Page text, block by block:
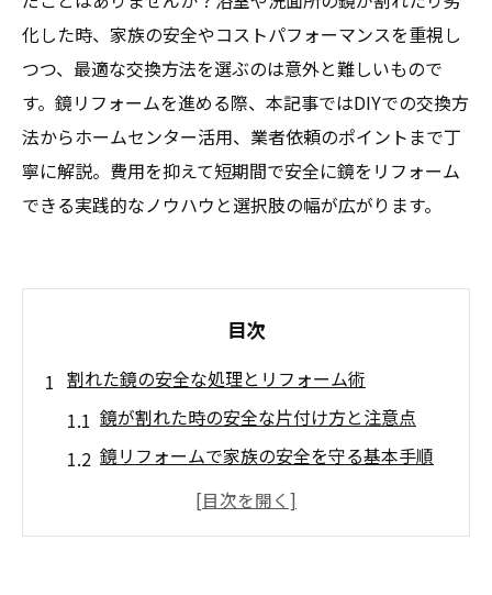
化した時、家族の安全やコストパフォーマンスを重視し
つつ、最適な交換方法を選ぶのは意外と難しいもので
す。鏡リフォームを進める際、本記事ではDIYでの交換方
法からホームセンター活用、業者依頼のポイントまで丁
寧に解説。費用を抑えて短期間で安全に鏡をリフォーム
できる実践的なノウハウと選択肢の幅が広がります。
目次
割れた鏡の安全な処理とリフォーム術
鏡が割れた時の安全な片付け方と注意点
鏡リフォームで家族の安全を守る基本手順
破損鏡の処分方法とリフォームの流れ
鏡リフォーム時の怪我予防と正しい処理法